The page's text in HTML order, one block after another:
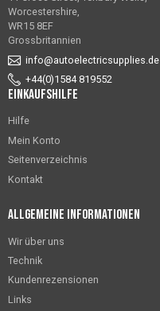
Worcestershire,
WR15 8EF
Grossbritannien
info@autoelectricsupplies.de
+44(0)1584 819552
Einkaufshilfe
Hilfe
Mein Konto
Seitenverzeichnis
Kontakt
Allgemeine Informationen
Wir über uns
Technik
Kundenrezensionen
Links